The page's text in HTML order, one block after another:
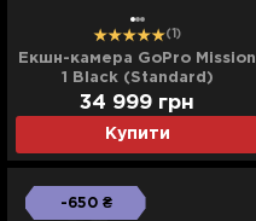
(1)
Екшн-камера GoPro Mission
1 Black (Standard)
Купити
34 999 грн
-650 ₴